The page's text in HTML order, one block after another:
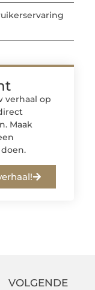
verhaal op
Maak
VOLGENDE